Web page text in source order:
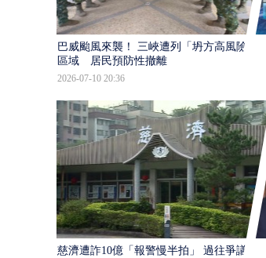
巴威颱風來襲！ 三峽遭列「坍方高風險」
區域 居民預防性撤離
2026-07-10 20:36
慈濟遭詐10億「報警慢半拍」 過往爭議遭